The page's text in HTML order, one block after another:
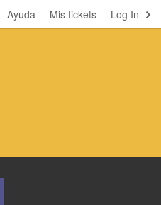
Log In
Mis tickets
Ayuda